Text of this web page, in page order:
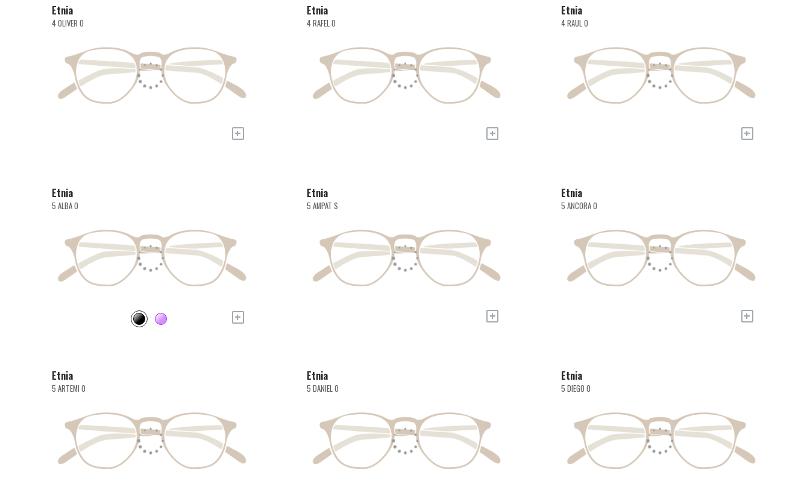
Etnia
4 OLIVER O
+
Etnia
4 RAFEL O
+
Etnia
4 RAUL O
+
Etnia
5 ALBA O
+
Etnia
5 AMPAT S
+
Etnia
5 ANCORA O
+
Etnia
5 ARTEMI O
Etnia
5 DANIEL O
Etnia
5 DIEGO O